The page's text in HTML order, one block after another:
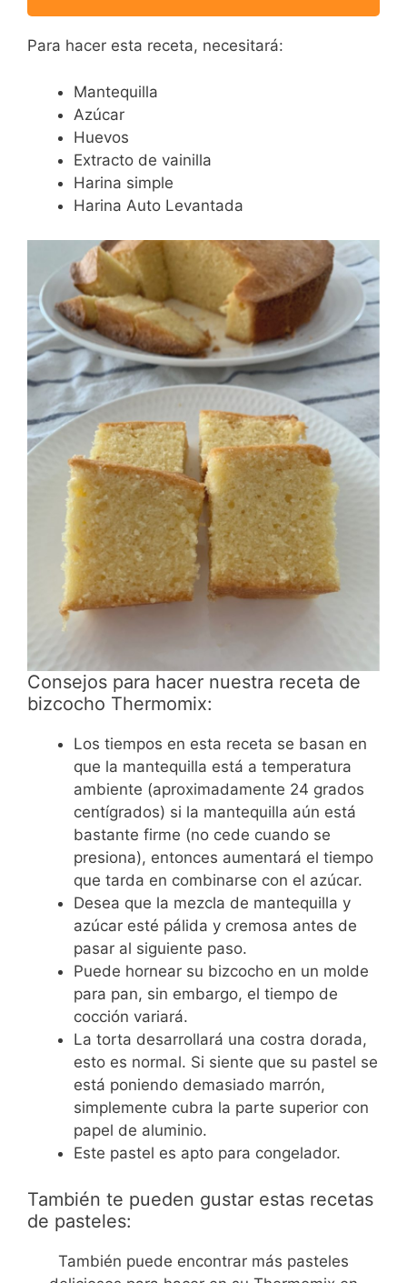
Para hacer esta receta, necesitará:
Mantequilla
Azúcar
Huevos
Extracto de vainilla
Harina simple
Harina Auto Levantada
Consejos para hacer nuestra receta de
bizcocho Thermomix:
Los tiempos en esta receta se basan en
que la mantequilla está a temperatura
ambiente (aproximadamente 24 grados
centígrados) si la mantequilla aún está
bastante firme (no cede cuando se
presiona), entonces aumentará el tiempo
que tarda en combinarse con el azúcar.
Desea que la mezcla de mantequilla y
azúcar esté pálida y cremosa antes de
pasar al siguiente paso.
Puede hornear su bizcocho en un molde
para pan, sin embargo, el tiempo de
cocción variará.
La torta desarrollará una costra dorada,
esto es normal. Si siente que su pastel se
está poniendo demasiado marrón,
simplemente cubra la parte superior con
papel de aluminio.
Este pastel es apto para congelador.
También te pueden gustar estas recetas
de pasteles:
También puede encontrar más pasteles